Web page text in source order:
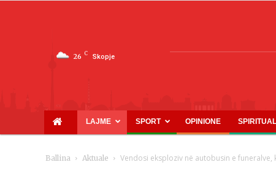
26 C Skopje
LAJME SPORT OPINIONE
Ballina Aktuale Vendosi eksploziv në autobusin e funeralve,